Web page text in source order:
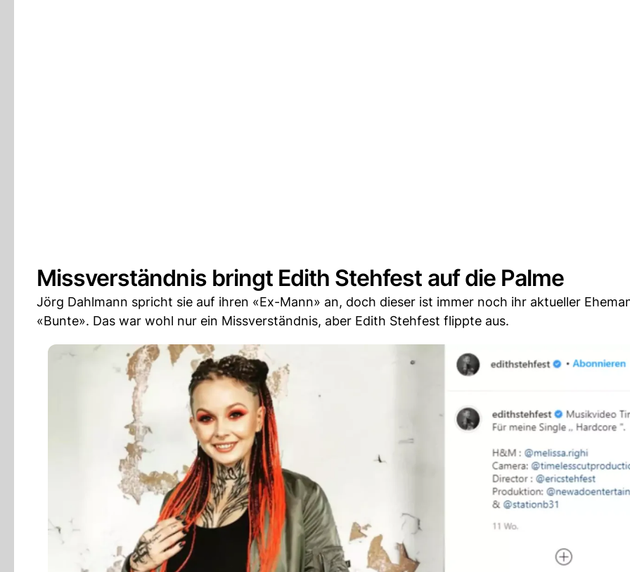
Missverständnis bringt Edith Stehfest auf die Palme
Jörg Dahlmann spricht sie auf ihren «Ex-Mann» an, doch dieser ist immer noch ihr aktueller
«Bunte». Das war wohl nur ein Missverständnis, aber Edith Stehfest flippte aus.